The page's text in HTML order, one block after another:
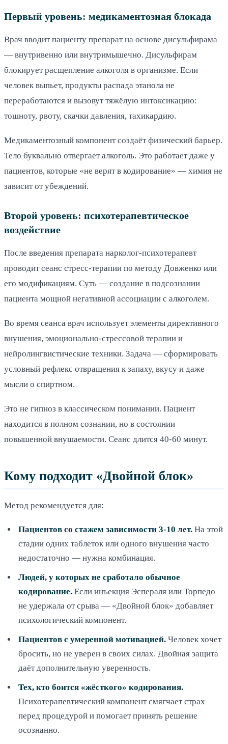
Первый уровень: медикаментозная блокада
Врач вводит пациенту препарат на основе дисульфирама
— внутривенно или внутримышечно. Дисульфирам
блокирует расщепление алкоголя в организме. Если
человек выпьет, продукты распада этанола не
переработаются и вызовут тяжёлую интоксикацию:
тошноту, рвоту, скачки давления, тахикардию.
Медикаментозный компонент создаёт физический барьер.
Тело буквально отвергает алкоголь. Это работает даже у
пациентов, которые «не верят в кодирование» — химия не
зависит от убеждений.
Второй уровень: психотерапевтическое
воздействие
После введения препарата нарколог-психотерапевт
проводит сеанс стресс-терапии по методу Довженко или
его модификациям. Суть — создание в подсознании
пациента мощной негативной ассоциации с алкоголем.
Во время сеанса врач использует элементы директивного
внушения, эмоционально-стрессовой терапии и
нейролингвистические техники. Задача — сформировать
условный рефлекс отвращения к запаху, вкусу и даже
мысли о спиртном.
Это не гипноз в классическом понимании. Пациент
находится в полном сознании, но в состоянии
повышенной внушаемости. Сеанс длится 40-60 минут.
Кому подходит «Двойной блок»
Метод рекомендуется для:
Пациентов со стажем зависимости 3-10 лет. На этой
стадии одних таблеток или одного внушения часто
недостаточно — нужна комбинация.
Людей, у которых не сработало обычное
кодирование. Если инъекция Эспераля или Торпедо
не удержала от срыва — «Двойной блок» добавляет
психологический компонент.
Пациентов с умеренной мотивацией. Человек хочет
бросить, но не уверен в своих силах. Двойная защита
даёт дополнительную уверенность.
Тех, кто боится «жёсткого» кодирования.
Психотерапевтический компонент смягчает страх
перед процедурой и помогает принять решение
осознанно.